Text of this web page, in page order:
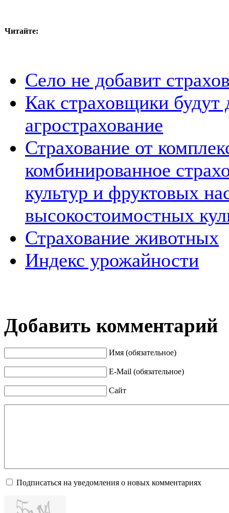
Читайте:
Село не добавит
Как страховщики будут
агрострахование
Страхование от
комбинированное
культур и фруктовых
высокостоимостных
Страхование животных
Индекс урожайности
Добавить комментарий
Имя (обязательное)
E-Mail (обязательное)
Сайт
Подписаться на уведомления о новых комментариях